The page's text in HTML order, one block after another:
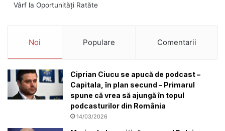
Vârf la Oportunități Ratăte
Noi Populare Comentarii
Ciprian Ciucu se apucă de podcast –
Capitala, în plan secund – Primarul
spune că vrea să ajungă în topul
podcasturilor din România
14/03/2026